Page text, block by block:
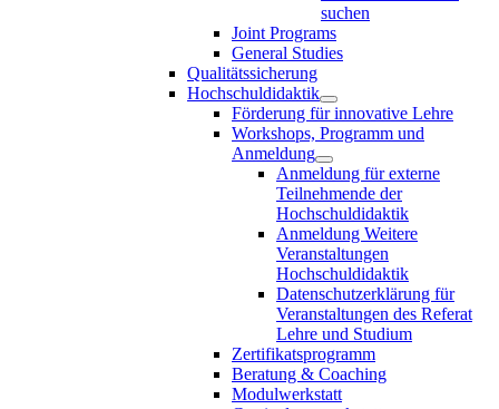
suchen
Joint Programs
General Studies
Qualitätssicherung
Hochschuldidaktik
Förderung für innovative Lehre
Workshops, Programm und
Anmeldung
Anmeldung für externe
Teilnehmende der
Hochschuldidaktik
Anmeldung Weitere
Veranstaltungen
Hochschuldidaktik
Datenschutzerklärung für
Veranstaltungen des Referat
Lehre und Studium
Zertifikatsprogramm
Beratung & Coaching
Modulwerkstatt